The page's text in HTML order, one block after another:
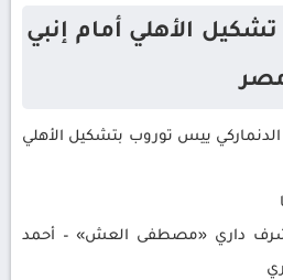
الأهلي أمام إنبي
ييس توروب بتشكيل الأهلي
داري «مصطفى العش» – أحمد